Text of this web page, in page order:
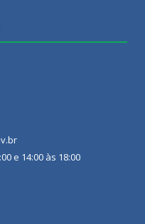
e 14:00 às 18:00